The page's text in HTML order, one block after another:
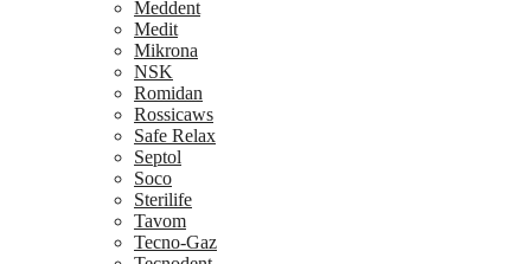
Meddent
Medit
Mikrona
NSK
Romidan
Rossicaws
Safe Relax
Septol
Soco
Sterilife
Tavom
Tecno-Gaz